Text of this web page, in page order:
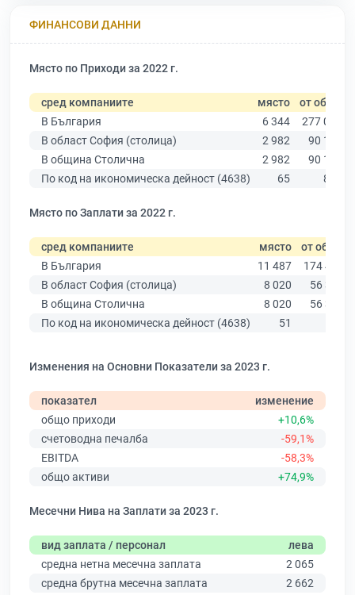
ФИНАНСОВИ ДАННИ
Място по Приходи за 2022 г.
сред компаниите място от общо
В България
6 344
277 019
В област София (столица)
2 982
90 178
В община Столична
2 982
90 178
По код на икономическа дейност (4638)
65 848
Място по Заплати за 2022 г.
сред компаниите място от общо
В България
11 487
174 403
В област София (столица)
8 020
56 378
В община Столична
8 020
56 378
По код на икономическа дейност (4638)
51
Изменения на Основни Показатели за 2023 г.
показател
изменение
общо приходи
+10,6%
счетоводна печалба
-59,1%
EBITDA
-58,3%
общо активи
+74,9%
Месечни Нива на Заплати за 2023 г.
вид заплата / персонал
лева
средна нетна месечна заплата
2 065
средна брутна месечна заплата
2 662